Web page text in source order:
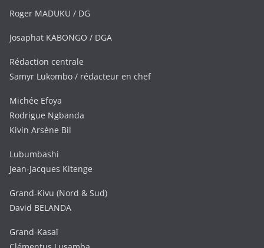
Roger MADUKU / DG
Josaphat KABONGO / DGA
Rédaction centrale
Samyr Lukombo / rédacteur en chef
Michée Efoya
Rodrigue Ngbanda
Kivin Arsène Bil
Lubumbashi
Jean-Jacques Kitenge
Grand-Kivu (Nord & Sud)
David BELANDA
Grand-Kasaï